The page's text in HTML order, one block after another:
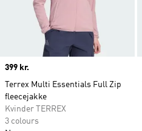
Price
399 kr.
Terrex Multi Essentials Full Zip
fleecejakke
Kvinder TERREX
3 colours